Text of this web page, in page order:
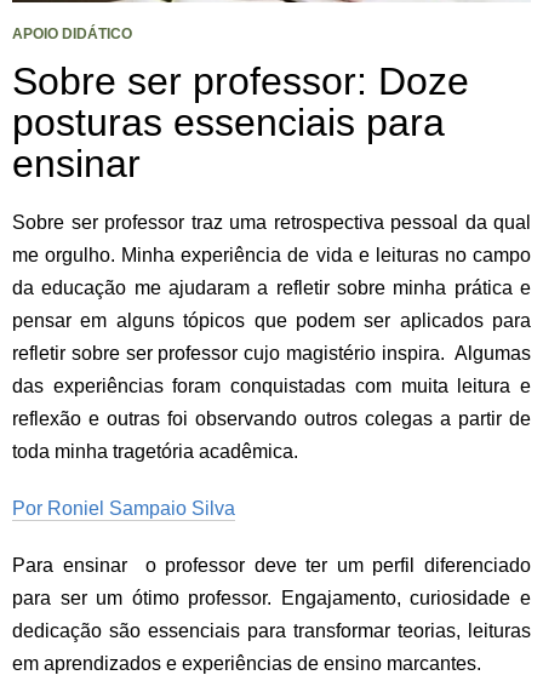
APOIO DIDÁTICO
Sobre ser professor: Doze
posturas essenciais para
ensinar
Sobre ser professor traz uma retrospectiva pessoal da qual
me orgulho. Minha experiência de vida e leituras no campo
da educação me ajudaram a refletir sobre minha prática e
pensar em alguns tópicos que podem ser aplicados para
refletir sobre ser professor cujo magistério inspira. Algumas
das experiências foram conquistadas com muita leitura e
reflexão e outras foi observando outros colegas a partir de
toda minha tragetória acadêmica.
Por Roniel Sampaio Silva
Para ensinar o professor deve ter um perfil diferenciado
para ser um ótimo professor. Engajamento, curiosidade e
dedicação são essenciais para transformar teorias, leituras
em aprendizados e experiências de ensino marcantes.